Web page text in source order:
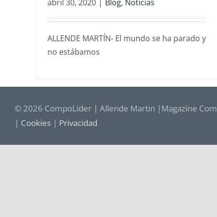
abril 30, 2020 | Blog, Noticias
ALLENDE MARTÍN- El mundo se ha parado y
no estábamos
© 2026 CompoLider | Allende Martin |Magazine
| Cookies | Privacidad